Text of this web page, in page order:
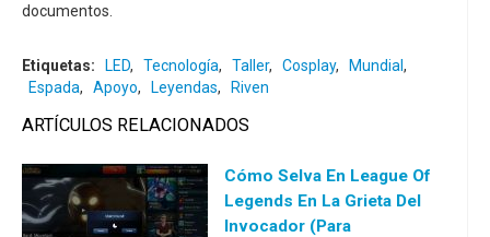
documentos.
Etiquetas: LED, Tecnología, Taller, Cosplay, Mundial ,
Espada, Apoyo, Leyendas, Riven
ARTÍCULOS RELACIONADOS
Cómo Selva En League Of
Legends En La Grieta Del
Invocador (para